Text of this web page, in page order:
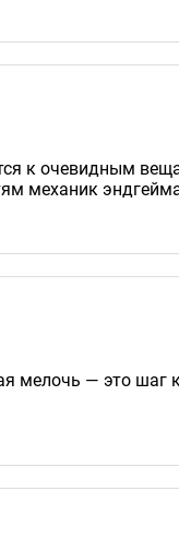
к очевидным
механик
мелочь — это шаг